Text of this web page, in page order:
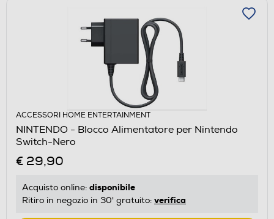
ACCESSORI HOME ENTERTAINMENT
NINTENDO - Blocco Alimentatore per Nintendo
Switch-Nero
€ 29,90
Acquisto online: disponibile
Ritiro in negozio in 30' gratuito: verifica